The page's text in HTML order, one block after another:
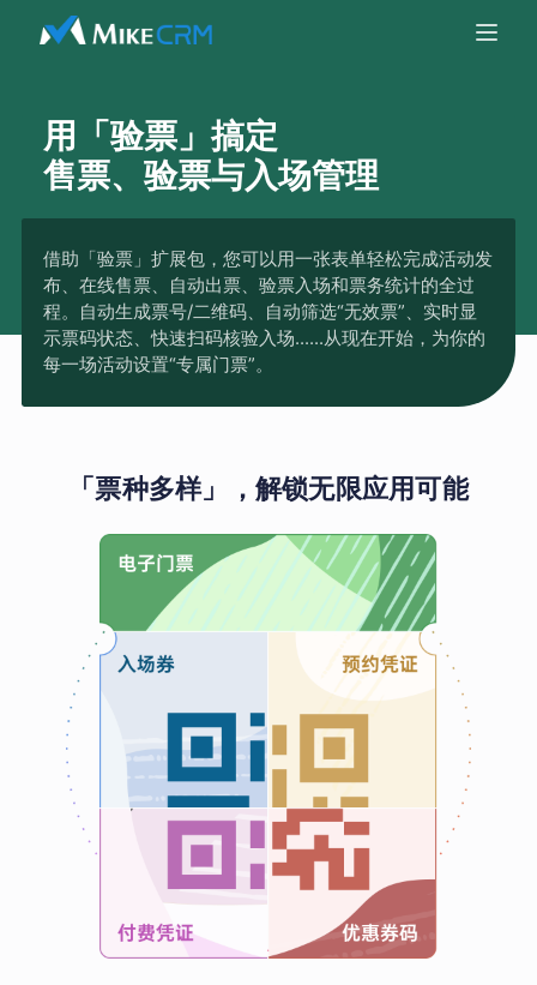
用「验票」搞定
售票、验票与入场管理
借助「验票」扩展包，您可以用一张表单轻松完成活动发
布、在线售票、自动出票、验票入场和票务统计的全过
程。自动生成票号/二维码、自动筛选“无效票”、实时显
示票码状态、快速扫码核验入场......从现在开始，为你的
每一场活动设置“专属门票”。
「票种多样」，解锁无限应用可能